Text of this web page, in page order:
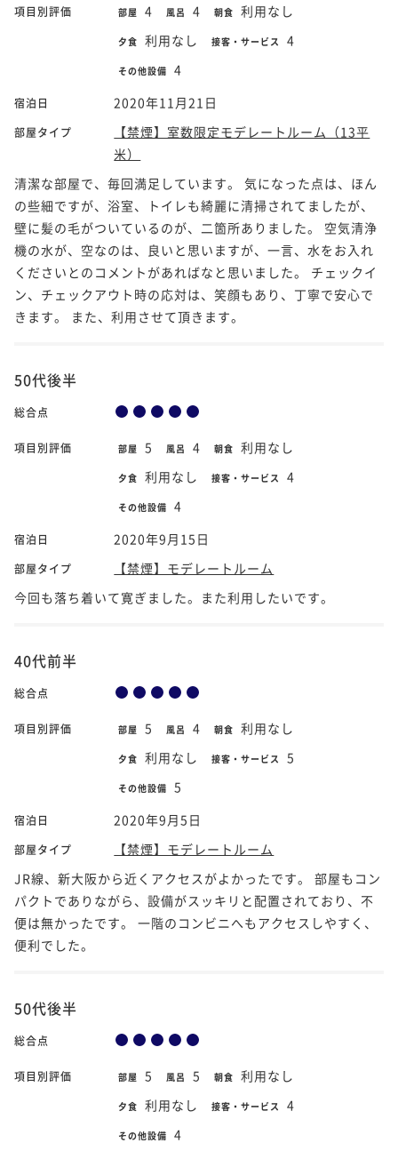
項目別評価 部屋 4 風呂 4 朝食 利用なし
夕食 利用なし 接客・サービス 4
その他設備 4
宿泊日 2020年11月21日
部屋タイプ
【禁煙】室数限定モデレートルーム（13平
米）
清潔な部屋で、毎回満足しています。 気になった点は、ほん
の些細ですが、浴室、トイレも綺麗に清掃されてましたが、
壁に髪の毛がついているのが、二箇所ありました。 空気清浄
機の水が、空なのは、良いと思いますが、一言、水をお入れ
くださいとのコメントがあればなと思いました。 チェックイ
ン、チェックアウト時の応対は、笑顔もあり、丁寧で安心で
きます。 また、利用させて頂きます。
50代後半
総合点
項目別評価 部屋 5 風呂 4 朝食 利用なし
夕食 利用なし 接客・サービス 4
その他設備 4
宿泊日 2020年9月15日
部屋タイプ
【禁煙】モデレートルーム
今回も落ち着いて寛ぎました。また利用したいです。
40代前半
総合点
項目別評価 部屋 5 風呂 4 朝食 利用なし
夕食 利用なし 接客・サービス 5
その他設備 5
宿泊日 2020年9月5日
部屋タイプ
【禁煙】モデレートルーム
JR線、新大阪から近くアクセスがよかったです。 部屋もコン
パクトでありながら、設備がスッキリと配置されており、不
便は無かったです。 一階のコンビニへもアクセスしやすく、
便利でした。
50代後半
総合点
項目別評価 部屋 5 風呂 5 朝食 利用なし
夕食 利用なし 接客・サービス 4
その他設備 4